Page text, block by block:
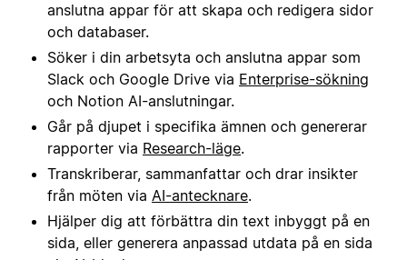
anslutna appar för att skapa och redigera sidor
och databaser.
Söker i din arbetsyta och anslutna appar som
Slack och Google Drive via Enterprise-sökning
och Notion AI-anslutningar.
Går på djupet i specifika ämnen och genererar
rapporter via Research-läge.
Transkriberar, sammanfattar och drar insikter
från möten via AI-antecknare.
Hjälper dig att förbättra din text inbyggt på en
sida, eller generera anpassad utdata på en sida